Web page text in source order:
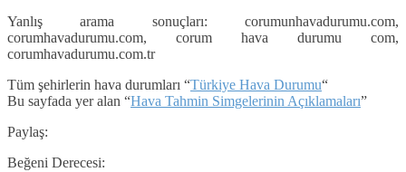
Yanlış arama sonuçları: corumunhavadurumu.com,
corumhavadurumu.com, corum hava durumu com,
corumhavadurumu.com.tr
Tüm şehirlerin hava durumları “Türkiye Hava Durumu“
Bu sayfada yer alan “Hava Tahmin Simgelerinin Açıklamaları”
Paylaş:
Beğeni Derecesi: